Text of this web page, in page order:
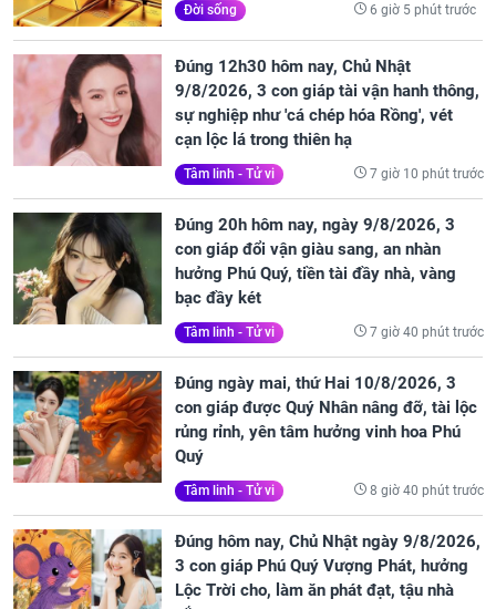
Đời sống 6 giờ 5 phút trước
Đúng 12h30 hôm nay, Chủ Nhật
9/8/2026, 3 con giáp tài vận hanh thông,
sự nghiệp như 'cá chép hóa Rồng', vét
cạn lộc lá trong thiên hạ
Tâm linh - Tử vi 7 giờ 10 phút trước
Đúng 20h hôm nay, ngày 9/8/2026, 3
con giáp đổi vận giàu sang, an nhàn
hưởng Phú Quý, tiền tài đầy nhà, vàng
bạc đầy két
Tâm linh - Tử vi 7 giờ 40 phút trước
Đúng ngày mai, thứ Hai 10/8/2026, 3
con giáp được Quý Nhân nâng đỡ, tài lộc
rủng rỉnh, yên tâm hưởng vinh hoa Phú
Quý
Tâm linh - Tử vi 8 giờ 40 phút trước
Đúng hôm nay, Chủ Nhật ngày 9/8/2026,
3 con giáp Phú Quý Vượng Phát, hưởng
Lộc Trời cho, làm ăn phát đạt, tậu nhà